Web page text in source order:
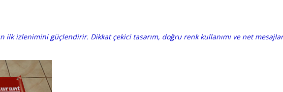
ilk izlenimini güçlendirir. Dikkat çekici tasarım, doğru renk kullanımı ve net